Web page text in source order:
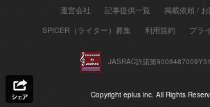
運営会社 記事提供一覧
掲載依頼 /
SPICER（ライター）募集
利用規約 プラ
JASRAC許諾第
Copyright eplus inc. All Rights